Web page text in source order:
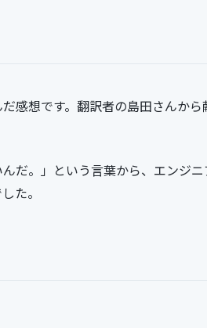
感想です。翻訳者の島田さんか
だ。」という言葉から、エンジ
た。